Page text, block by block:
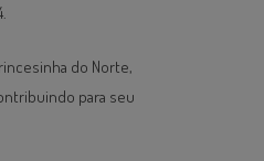
do Norte,
para seu